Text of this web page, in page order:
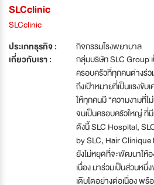
SLCclinic
SLCclinic
ประเภทธุรกิจ :
กิจกรรมโรงพยาบาล
เกี่ยวกับเรา :
กลุ่มบริษัท SLC Group
ครอบครัวที่ทุกคนต่างร่ว
ถึงเป้าหมายที่เป็นแรงขับ
ให้ทุกคนมี “ความงามที่ไ
จนเป็นครอบครัวใหญ่ ที่
ดังนี้ SLC Hospital,
by SLC, Hair Clinique
ยังไม่หยุดที่จะพัฒนาให้อ
เนื่อง มาร่วมเป็นส่วนห
เติบโตอย่างต่อเนื่อง พ